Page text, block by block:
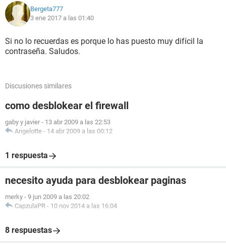
Bergeta777
3 ene 2017 a las 01:40
Si no lo recuerdas es porque lo has puesto muy difícil la
contraseña. Saludos.
Discusiones similares
como desblokear el firewall
gaby y javier - 13 abr 2009 a las 22:53
Angelotte - 14 abr 2009 a las 00:12
1 respuesta
necesito ayuda para desblokear paginas
merky - 9 jun 2009 a las 20:02
CapzulaPR - 10 nov 2014 a las 16:04
8 respuestas